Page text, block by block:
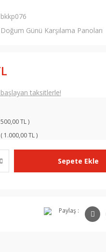
bkkp076
Doğum Günü Karşılama Panoları
taksitlerle!
TL )
1.000,00 TL )
Sepete Ekle
Paylaş :